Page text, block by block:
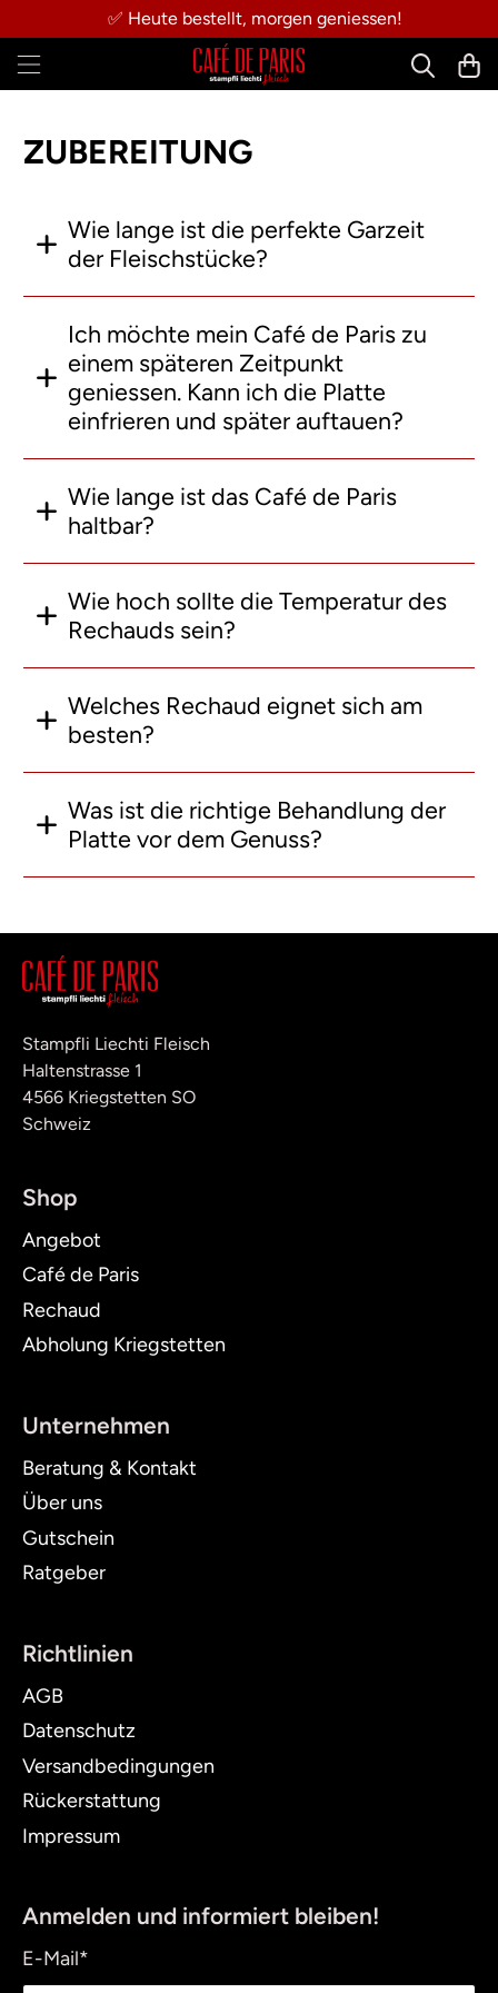
✅ Heute bestellt, morgen geniessen!
ZUBEREITUNG
Wie lange ist die perfekte Garzeit
der Fleischstücke?
Ich möchte mein Café de Paris zu
einem späteren Zeitpunkt
geniessen. Kann ich die Platte
einfrieren und später auftauen?
Wie lange ist das Café de Paris
haltbar?
Wie hoch sollte die Temperatur des
Rechauds sein?
Welches Rechaud eignet sich am
besten?
Was ist die richtige Behandlung der
Platte vor dem Genuss?
Stampfli Liechti Fleisch
Haltenstrasse 1
4566 Kriegstetten SO
Schweiz
Shop
Angebot
Café de Paris
Rechaud
Abholung Kriegstetten
Unternehmen
Beratung & Kontakt
Über uns
Gutschein
Ratgeber
Richtlinien
AGB
Datenschutz
Versandbedingungen
Rückerstattung
Impressum
Anmelden und informiert bleiben!
E-Mail*